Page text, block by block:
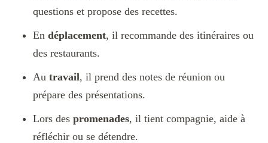
questions et propose des recettes.
En déplacement, il recommande des itinéraires ou
des restaurants.
Au travail, il prend des notes de réunion ou
prépare des présentations.
Lors des promenades, il tient compagnie, aide à
réfléchir ou se détendre.